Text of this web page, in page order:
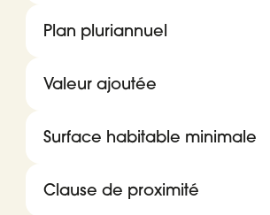
Plan pluriannuel
Valeur ajoutée
Surface habitable minimale
Clause de proximité